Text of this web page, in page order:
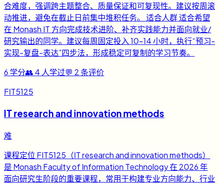
合难度，强调跨主题整合、质量保证和可复现性。建议按周滚
动推进，避免在截止日前集中堆积任务。 适合人群 适合希望
在 Monash IT 方向完成技术进阶、补齐实践能力并面向就业/
研究输出的同学。建议每周固定投入 10-14 小时，执行“预习-
实现-复盘-表达”四步法，形成稳定可复制的学习节奏。
6 学分👥 4 人学过💬 2条评价
FIT5125
IT research and innovation methods
难
课程定位 FIT5125（IT research and innovation methods）
是 Monash Faculty of Information Technology 在 2026 年
面向研究生阶段的重要课程，常用于构建专业方向能力、行业